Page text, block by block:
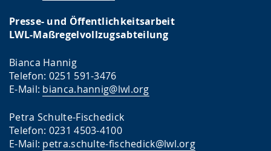
Presse- und Öffentlichkeitsarbeit
LWL-Maßregelvollzugsabteilung
Bianca Hannig
Telefon: 0251 591-3476
E-Mail: bianca.hannig@lwl.org
Petra Schulte-Fischedick
Telefon: 0231 4503-4100
E-Mail: petra.schulte-fischedick@lwl.org